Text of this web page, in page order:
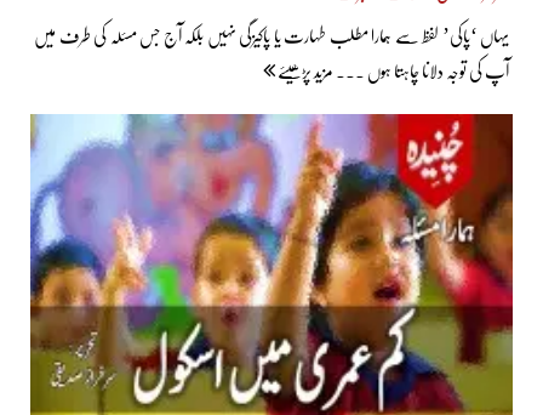
یہاں ‘پاکی’ لفظ سے ہمارا مطلب طہارت یا پاکیزگی نہیں بلکہ آج جس مسئلہ کی طرف میں
آپ کی توجہ دلانا چاہتا ہوں ... مزید پڑھیئے